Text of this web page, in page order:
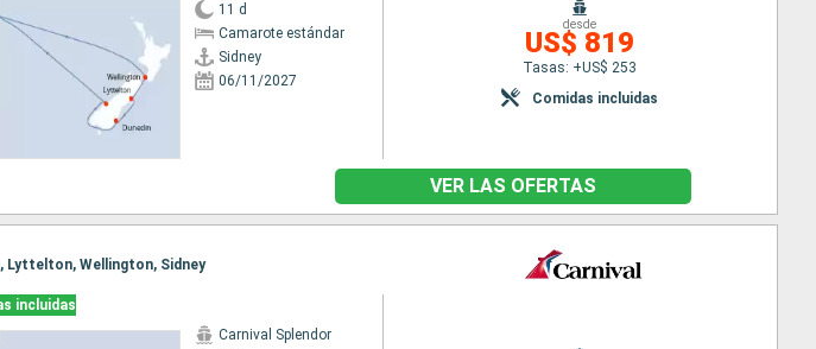
11 d
Camarote estándar
Sidney
06/11/2027
desde
US$ 819
Tasas: +US$ 253
Comidas incluidas
VER LAS OFERTAS
Lyttelton, Wellington, Sidney
incluidas
Carnival Splendor